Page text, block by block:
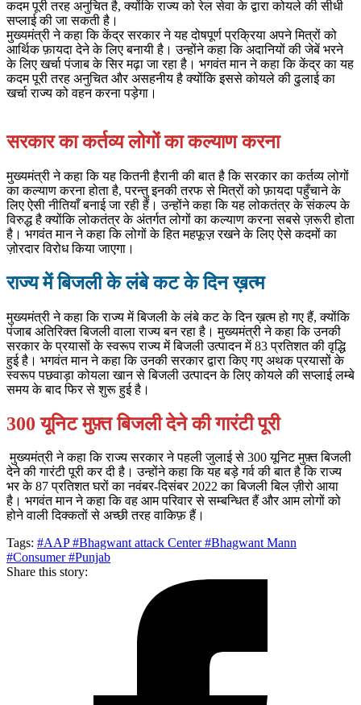
कदम पूरी तरह अनुचित है, क्योंकि राज्य को रेल सेवा के द्वारा कोयले की सीधी
सप्लाई की जा सकती है।
मुख्यमंत्री ने कहा कि केंद्र सरकार ने यह दोषपूर्ण प्रक्रिया अपने मित्रों को
आर्थिक फ़ायदा देने के लिए बनायी है। उन्होंने कहा कि अदानियों की जेबें भरने
के लिए खर्चा पंजाब के सिर मढ़ा जा रहा है। भगवंत मान ने कहा कि केंद्र का यह
कदम पूरी तरह अनुचित और असहनीय है क्योंकि इससे कोयले की ढुलाई का
खर्चा राज्य को वहन करना पड़ेगा।
सरकार का कर्तव्य लोगों का कल्याण करना
मुख्यमंत्री ने कहा कि यह कितनी हैरानी की बात है कि सरकार का कर्तव्य लोगों
का कल्याण करना होता है, परन्तु इनकी तरफ से मित्रों को फ़ायदा पहुँचाने के
लिए ऐसी नीतियाँ बनाई जा रही हैं। उन्होंने कहा कि यह लोकतंत्र के संकल्प के
विरुद्ध है क्योंकि लोकतंत्र के अंतर्गत लोगों का कल्याण करना सबसे ज़रूरी होता
है। भगवंत मान ने कहा कि लोगों के हित महफूज़ रखने के लिए ऐसे कदमों का
ज़ोरदार विरोध किया जाएगा।
राज्य में बिजली के लंबे कट के दिन ख़त्म
मुख्यमंत्री ने कहा कि राज्य में बिजली के लंबे कट के दिन ख़त्म हो गए हैं, क्योंकि
पंजाब अतिरिक्त बिजली वाला राज्य बन रहा है। मुख्यमंत्री ने कहा कि उनकी
सरकार के प्रयासों के स्वरूप राज्य में बिजली उत्पादन में 83 प्रतिशत की वृद्धि
हुई है। भगवंत मान ने कहा कि उनकी सरकार द्वारा किए गए अथक प्रयासों के
स्वरूप पछवाड़ा कोयला खान से बिजली उत्पादन के लिए कोयले की सप्लाई लम्बे
समय के बाद फिर से शुरू हुई है।
300 यूनिट मुफ़्त बिजली देने की गारंटी पूरी
मुख्यमंत्री ने कहा कि राज्य सरकार ने पहली जुलाई से 300 यूनिट मुफ़्त बिजली
देने की गारंटी पूरी कर दी है। उन्होंने कहा कि यह बड़े गर्व की बात है कि राज्य
भर के 87 प्रतिशत घरों का नवंबर-दिसंबर 2022 का बिजली बिल ज़ीरो आया
है। भगवंत मान ने कहा कि वह आम परिवार से सम्बन्धित हैं और आम लोगों को
होने वाली दिक्कतों से अच्छी तरह वाकिफ़ हैं।
Tags: #AAP#Bhagwant attack Center#Bhagwant Mann
#Consumer#Punjab
Share this story: